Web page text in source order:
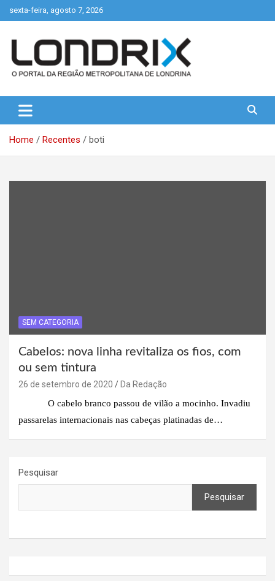
to
sexta-feira, agosto 7, 2026
Londrix
Home Recentes boti
SEM CATEGORIA
Cabelos: nova linha revitaliza os fios, com
ou sem tintura
26 de setembro de 2020
Da Redação
O cabelo branco passou de vilão a mocinho. Invadiu
passarelas internacionais nas cabeças platinadas de…
Pesquisar
Pesquisar